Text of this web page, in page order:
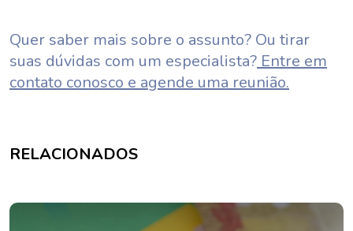
Quer saber mais sobre o assunto? Ou tirar
suas dúvidas com um especialista? Entre em
contato conosco e agende uma reunião.
RELACIONADOS